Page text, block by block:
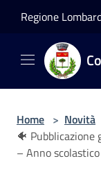
Regione
Home > Novità
🐠 Pubblicazione
– Anno